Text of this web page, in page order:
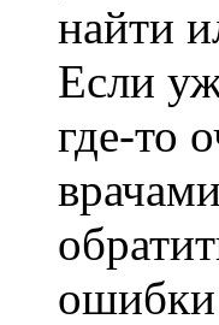
найти
Если
где-то
ошибки